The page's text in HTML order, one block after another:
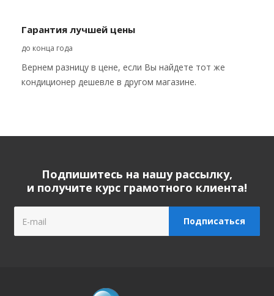
Гарантия лучшей цены
до конца года
Вернем разницу в цене, если Вы найдете тот же
кондиционер дешевле в другом магазине.
Подпишитесь на нашу рассылку,
и получите курс грамотного клиента!